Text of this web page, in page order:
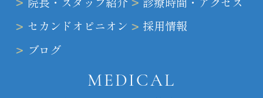
院長・スタッフ紹介 診療時間・アクセス
セカンドオピニオン 採用情報
ブログ
MEDICAL